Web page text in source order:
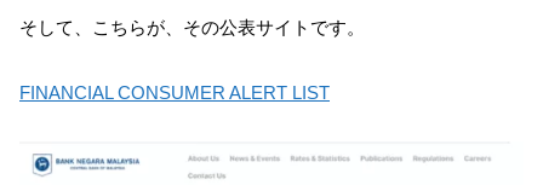
そして、こちらが、その公表サイトです。
FINANCIAL CONSUMER ALERT LIST